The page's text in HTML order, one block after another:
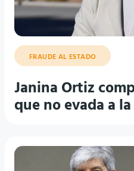
FRAUDE AL ESTADO
Janina Ortiz
que no evada a